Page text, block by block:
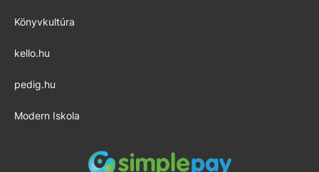
Könyvkultúra
kello.hu
pedig.hu
Modern Iskola